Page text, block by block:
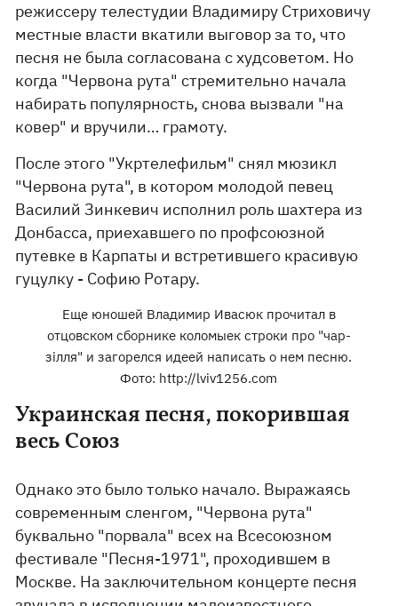
режиссеру телестудии Владимиру Стриховичу
местные власти вкатили выговор за то, что
песня не была согласована с худсоветом. Но
когда "Червона рута" стремительно начала
набирать популярность, снова вызвали "на
ковер" и вручили… грамоту.
После этого "Укртелефильм" снял мюзикл
"Червона рута", в котором молодой певец
Василий Зинкевич исполнил роль шахтера из
Донбасса, приехавшего по профсоюзной
путевке в Карпаты и встретившего красивую
гуцулку - Софию Ротару.
Еще юношей Владимир Ивасюк прочитал в
отцовском сборнике коломыек строки про "чар-
зілля" и загорелся идеей написать о нем песню.
Фото: http://lviv1256.com
Украинская песня, покорившая
весь Союз
Однако это было только начало. Выражаясь
современным сленгом, "Червона рута"
буквально "порвала" всех на Всесоюзном
фестивале "Песня-1971", проходившем в
Москве. На заключительном концерте песня